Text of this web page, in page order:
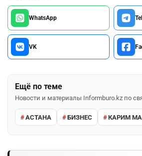
WhatsApp
VK
Ещё по теме
Новости и материалы Informburo.kz по
АСТАНА БИЗНЕС КАРИМ